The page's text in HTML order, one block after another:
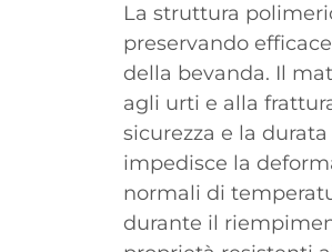
La struttura
preservando
della bevanda. Il
agli urti e alla
sicurezza e la
impedisce la
normali di
durante il